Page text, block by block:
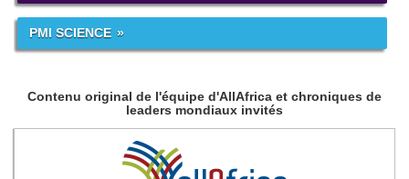
PMI SCIENCE
Contenu original de l'équipe d'AllAfrica et chroniques de
leaders mondiaux invités